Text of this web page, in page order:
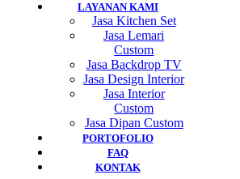
LAYANAN KAMI
Jasa Kitchen Set
Jasa Lemari
Custom
Jasa Backdrop TV
Jasa Design Interior
Jasa Interior
Custom
Jasa Dipan Custom
PORTOFOLIO
FAQ
KONTAK